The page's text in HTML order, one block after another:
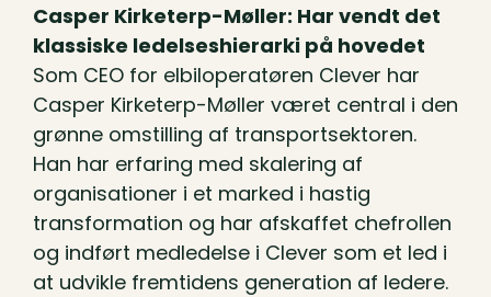
Casper Kirketerp-Møller: Har vendt det
klassiske ledelseshierarki på hovedet
Som CEO for elbiloperatøren Clever har
Casper Kirketerp-Møller været central i den
grønne omstilling af transportsektoren.
Han har erfaring med skalering af
organisationer i et marked i hastig
transformation og har afskaffet chefrollen
og indført medledelse i Clever som et led i
at udvikle fremtidens generation af ledere.